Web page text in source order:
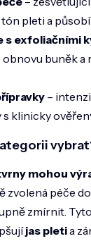
pleti a
s exfoliačními
buněk a
–
klinicky
mohou
zvolená péče
zmírnit.
jas pletia